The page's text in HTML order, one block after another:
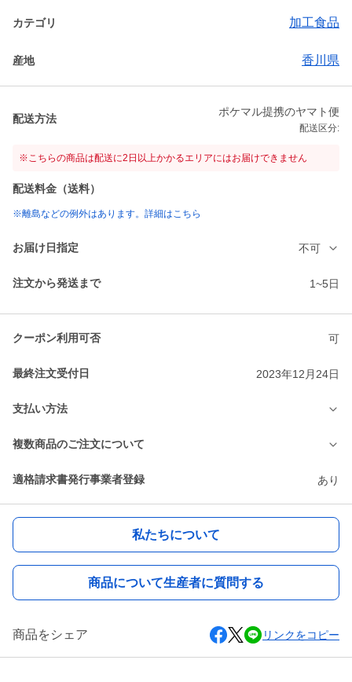
カテゴリ 加工食品
産地 香川県
配送方法
ポケマル提携のヤマト便
配送区分:
※こちらの商品は配送に2日以上かかるエリアにはお届けできません
配送料金（送料）
※離島などの例外はあります。詳細はこちら
お届け日指定 不可
注文から発送まで 1~5日
クーポン利用可否 可
最終注文受付日 2023年12月24日
支払い方法
複数商品のご注文について
適格請求書発行事業者登録 あり
私たちについて
商品について生産者に質問する
商品をシェア リンクをコピー